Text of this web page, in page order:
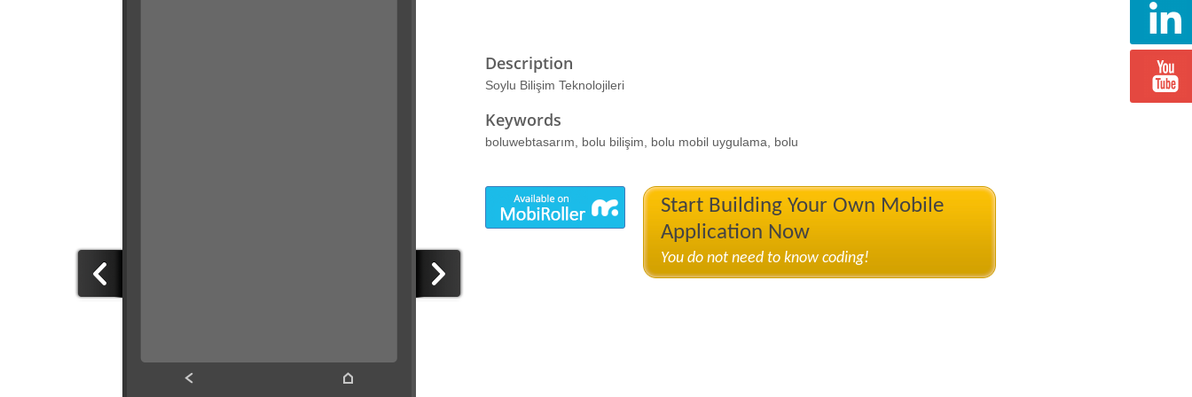
Description
Soylu Bilişim Teknolojileri
Keywords
boluwebtasarım, bolu bilişim, bolu mobil uygulama, bolu
Start Building Your Own Mobile
Application Now
You do not need to know coding!